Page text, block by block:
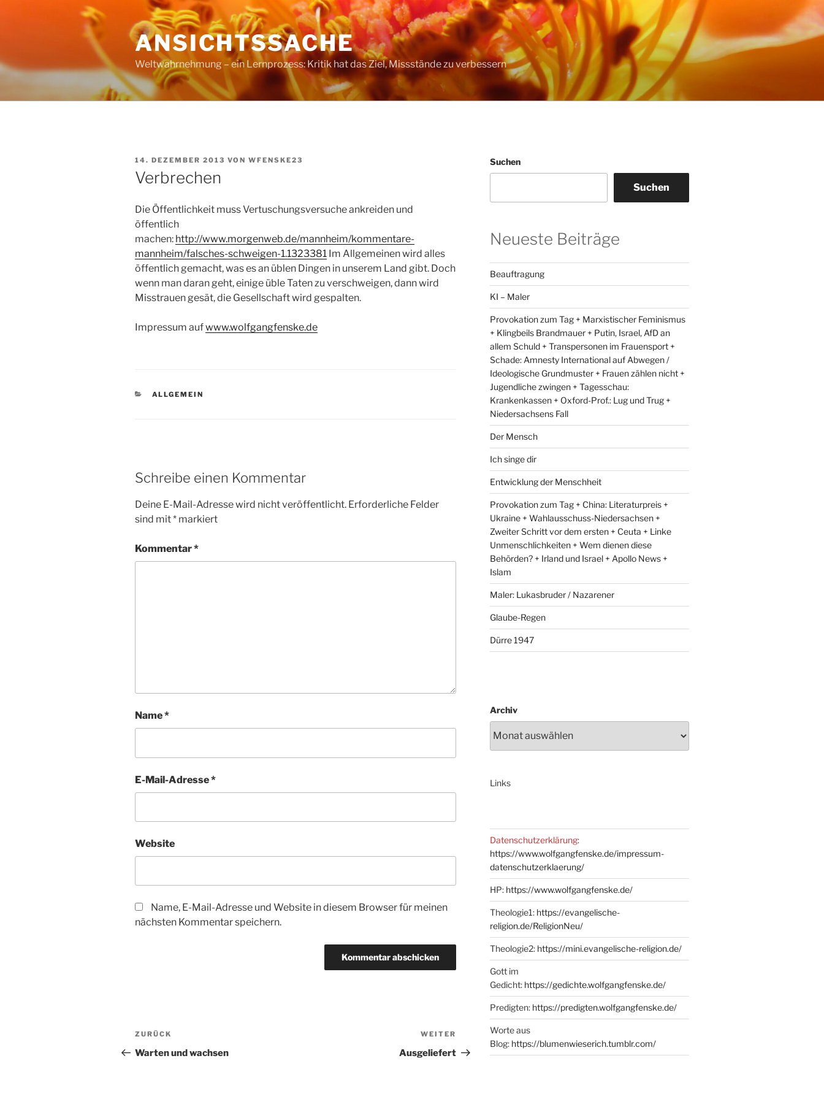
ANSICHTSSACHE
Weltwahrnehmung – ein Lernprozess: Kritik hat das Ziel, Missstände zu verbessern
VERÖFFENTLICHT
AM
14. DEZEMBER 2013 VON WFENSKE23
Verbrechen
Die Öffentlichkeit muss Vertuschungsversuche ankreiden und
öffentlich
machen: http://www.morgenweb.de/mannheim/kommentare-
mannheim/falsches-schweigen-1.1323381 Im Allgemeinen wird alles
öffentlich gemacht, was es an üblen Dingen in unserem Land gibt. Doch
wenn man daran geht, einige üble Taten zu verschweigen, dann wird
Misstrauen gesät, die Gesellschaft wird gespalten.
Impressum aufwww.wolfgangfenske.de
KATEGORIEN
ALLGEMEIN
Schreibe einen Kommentar
Deine E-Mail-Adresse wird nicht veröffentlicht. Erforderliche Felder
sind mit* markiert
Kommentar*
Name*
E-Mail-Adresse*
Website
Name, E-Mail-Adresse und Website in diesem Browser für meinen
nächsten Kommentar speichern.
Beitragsnavigation
Vorheriger
Beitrag
ZURÜCK
Warten und wachsen
Nächster
Beitrag
WEITER
Ausgeliefert
Suchen
Suchen
Neueste Beiträge
Beauftragung
KI – Maler
Provokation zum Tag + Marxistischer Feminismus
+ Klingbeils Brandmauer + Putin, Israel, AfD an
allem Schuld + Transpersonen im Frauensport +
Schade: Amnesty International auf Abwegen /
Ideologische Grundmuster + Frauen zählen nicht +
Jugendliche zwingen + Tagesschau:
Krankenkassen + Oxford-Prof.: Lug und Trug +
Niedersachsens Fall
Der Mensch
Ich singe dir
Entwicklung der Menschheit
Provokation zum Tag + China: Literaturpreis +
Ukraine + Wahlausschuss-Niedersachsen +
Zweiter Schritt vor dem ersten + Ceuta + Linke
Unmenschlichkeiten + Wem dienen diese
Behörden? + Irland und Israel + Apollo News +
Islam
Maler: Lukasbruder / Nazarener
Glaube-Regen
Dürre 1947
Archiv
Links
Datenschutzerklärung:
https://www.wolfgangfenske.de/impressum-
datenschutzerklaerung/
HP: https://www.wolfgangfenske.de/
Theologie1: https://evangelische-
religion.de/ReligionNeu/
Theologie2: https://mini.evangelische-religion.de/
Gott im
Gedicht: https://gedichte.wolfgangfenske.de/
Predigten: https://predigten.wolfgangfenske.de/
Worte aus
Blog: https://blumenwieserich.tumblr.com/